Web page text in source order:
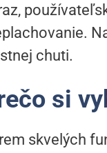
chuti.
si
skvelých